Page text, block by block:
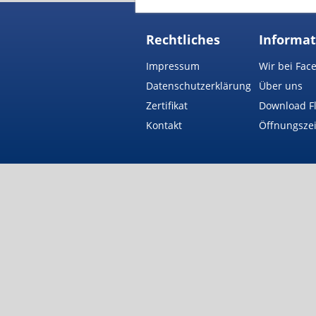
Rechtliches
Impressum
Datenschutzerklärung
Zertifikat
Kontakt
Wir bei
Über uns
Download